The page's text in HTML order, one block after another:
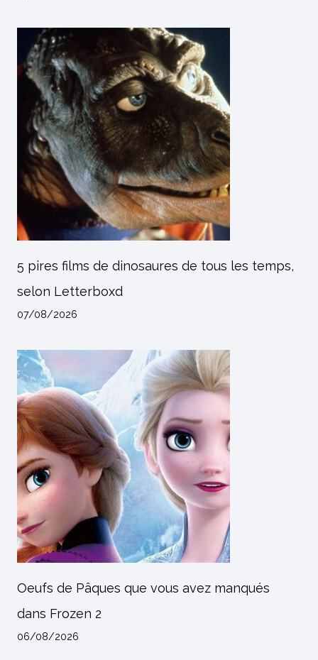
5 pires films de dinosaures de tous les temps,
selon Letterboxd
07/08/2026
Oeufs de Pâques que vous avez manqués
dans Frozen 2
06/08/2026